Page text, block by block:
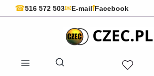
☎516 572 503✉E-mailfFacebook
Otwórz wyszukiwarkę